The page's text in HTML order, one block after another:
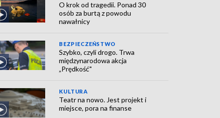
O krok od tragedii. Ponad 30
osób za burtą z powodu
nawałnicy
BEZPIECZEŃSTWO
Szybko, czyli drogo. Trwa
międzynarodowa akcja
„Prędkość"
KULTURA
Teatr na nowo. Jest projekt i
miejsce, pora na finanse